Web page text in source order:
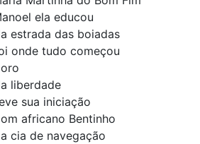
ela educou
estrada das boiadas
onde tudo começou
liberdade
sua iniciação
africano Bentinho
cia de navegação